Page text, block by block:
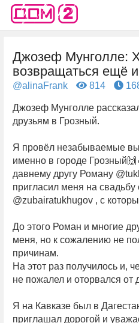
Джозеф Мунголле:
возвращаться ещё
@alinaFrank 814
Джозеф Мунголле
друзьям в Грозный.
Я провёл незабываемые
именно в городе
давнему другу Роману
пригласил меня на свадьбу
@zubairatukhugov , с
До этого Роман и многие
меня, но к сожалению не
причинам.
На этот раз получилось и,
не пожалел и оторвался
Я на Кавказе был в
приглашал дорогой и